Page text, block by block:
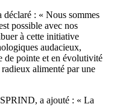
: « Nous sommes
possible avec nos
à cette initiative
audacieux,
de pointe et en évolutivité
alimenté par une
a ajouté : « La